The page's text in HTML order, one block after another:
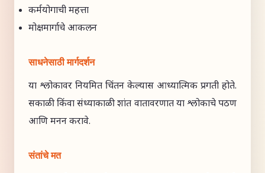
कर्मयोगाची महत्ता
मोक्षमार्गाचे आकलन
साधनेसाठी मार्गदर्शन
या श्लोकावर नियमित चिंतन केल्यास आध्यात्मिक प्रगती होते.
सकाळी किंवा संध्याकाळी शांत वातावरणात या श्लोकाचे पठण
आणि मनन करावे.
संतांचे मत